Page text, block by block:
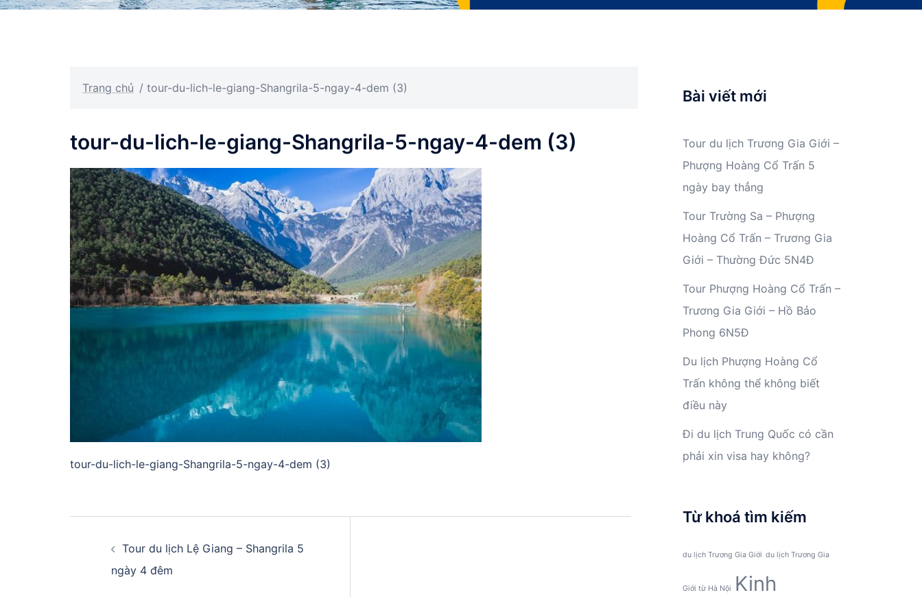
Trang chủ / tour-du-lich-le-giang-Shangrila-5-ngay-4-dem (3)
tour-du-lich-le-giang-Shangrila-5-ngay-4-dem (3)
tour-du-lich-le-giang-Shangrila-5-ngay-4-dem (3)
hướngTour du lịch Lệ Giang – Shangrila 5
ngày 4 đêm
Bài viết mới
Tour du lịch Trương Gia Giới –
Phượng Hoàng Cổ Trấn 5
ngày bay thẳng
Tour Trường Sa – Phượng
Hoàng Cổ Trấn – Trương Gia
Giới – Thường Đức 5N4Đ
Tour Phượng Hoàng Cổ Trấn –
Trương Gia Giới – Hồ Bảo
Phong 6N5Đ
Du lịch Phượng Hoàng Cổ
Trấn không thể không biết
điều này
Đi du lịch Trung Quốc có cần
phải xin visa hay không?
Từ khoá tìm kiếm
du lịch Trương Gia Giới du lịch Trương Gia
Giới từ Hà Nội
Kinh